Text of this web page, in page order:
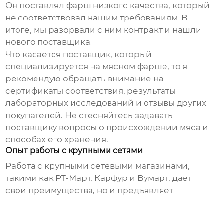
Он поставлял фарш низкого качества, который
не соответствовал нашим требованиям. В
итоге, мы разорвали с ним контракт и нашли
нового поставщика.
Что касается поставщик, который
специализируется на мясном фарше, то я
рекомендую обращать внимание на
сертификаты соответствия, результаты
лабораторных исследований и отзывы других
покупателей. Не стесняйтесь задавать
поставщику вопросы о происхождении мяса и
способах его хранения.
Опыт работы с крупными сетями
Работа с крупными сетевыми магазинами,
такими как РТ-Март, Карфур и Вумарт, дает
свои преимущества, но и предъявляет